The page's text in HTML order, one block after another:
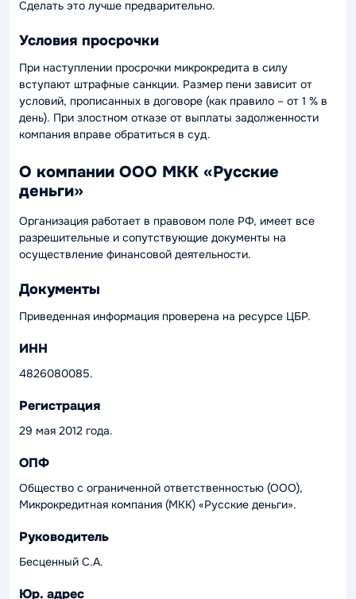
Сделать это лучше предварительно.
Условия просрочки
При наступлении просрочки микрокредита в силу
вступают штрафные санкции. Размер пени зависит от
условий, прописанных в договоре (как правило – от 1 % в
день). При злостном отказе от выплаты задолженности
компания вправе обратиться в суд.
О компании ООО МКК «Русские
деньги»
Организация работает в правовом поле РФ, имеет все
разрешительные и сопутствующие документы на
осуществление финансовой деятельности.
Документы
Приведенная информация проверена на ресурсе ЦБР.
ИНН
4826080085.
Регистрация
29 мая 2012 года.
ОПФ
Общество с ограниченной ответственностью (ООО),
Микрокредитная компания (МКК) «Русские деньги».
Руководитель
Бесценный С.А.
Юр. адрес